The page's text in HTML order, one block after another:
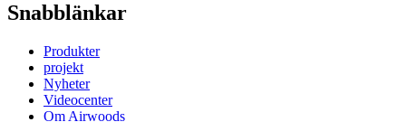
Snabblänkar
Produkter
projekt
Nyheter
Videocenter
Om Airwoods